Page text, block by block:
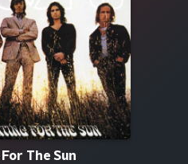
The Sun